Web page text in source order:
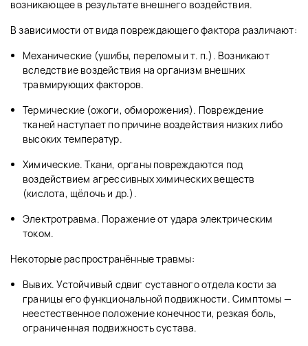
возникающее в результате внешнего воздействия.
В зависимости от вида повреждающего фактора различают:
Механические (ушибы, переломы и т. п.). Возникают
вследствие воздействия на организм внешних
травмирующих факторов.
Термические (ожоги, обморожения). Повреждение
тканей наступает по причине воздействия низких либо
высоких температур.
Химические. Ткани, органы повреждаются под
воздействием агрессивных химических веществ
(кислота, щёлочь и др.).
Электротравма. Поражение от удара электрическим
током.
Некоторые распространённые травмы:
Вывих. Устойчивый сдвиг суставного отдела кости за
границы его функциональной подвижности. Симптомы —
неестественное положение конечности, резкая боль,
ограниченная подвижность сустава.